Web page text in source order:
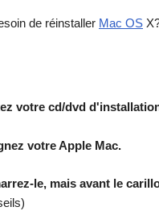
de réinstaller Mac OS
votre cd/dvd
votre Apple Mac.
le, mais avant le